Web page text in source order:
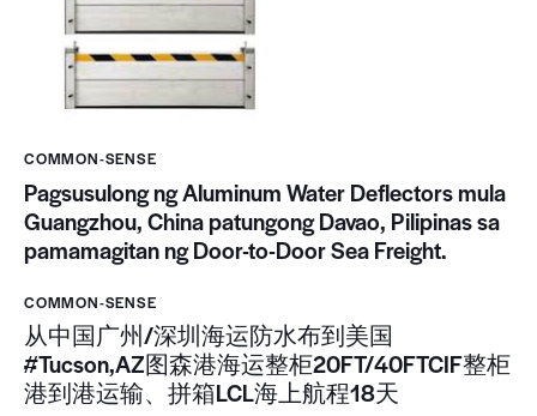
COMMON-SENSE
Pagsusulong ng Aluminum Water Deflectors mula
Guangzhou, China patungong Davao, Pilipinas sa
pamamagitan ng Door-to-Door Sea Freight.
COMMON-SENSE
从中国广州/深圳海运防水布到美国
#Tucson,AZ图森港海运整柜20FT/40FTCIF整柜
港到港运输、拼箱LCL海上航程18天